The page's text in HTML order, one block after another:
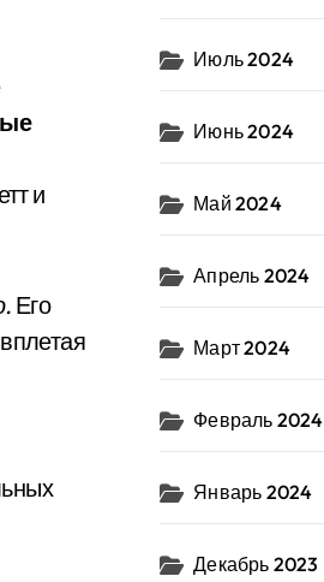
и
Его
Июль 2024
Июнь 2024
Май 2024
Апрель 2024
Март 2024
Февраль 2024
Январь 2024
Декабрь 2023